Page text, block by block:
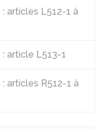
articles L512-1 à
article L513-1
articles R512-1 à